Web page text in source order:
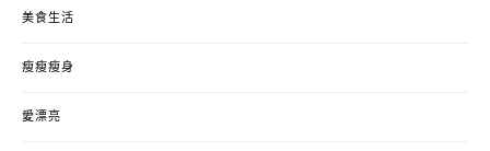
美食生活
瘦瘦瘦身
愛漂亮